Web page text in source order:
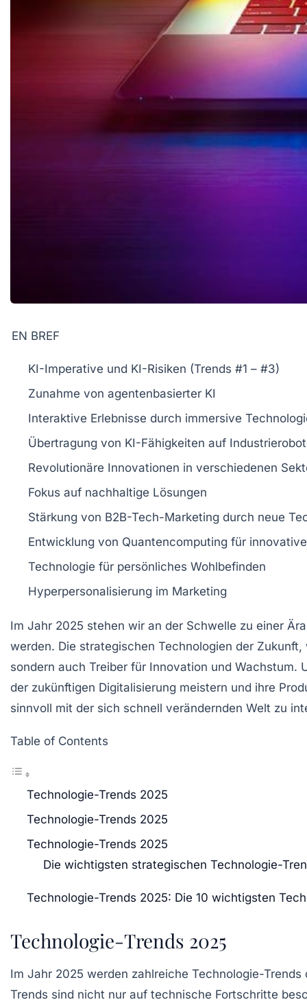
EN BREF
KI-Imperative und KI-Risiken (Trends #1 – #3)
Zunahme von agentenbasierter KI
Interaktive Erlebnisse durch immersive
Übertragung von KI-Fähigkeiten auf
Revolutionäre Innovationen in verschiedenen
Fokus auf nachhaltige Lösungen
Stärkung von B2B-Tech-Marketing durch neue
Entwicklung von Quantencomputing für
Technologie für persönliches Wohlbefinden
Hyperpersonalisierung im Marketing
Im Jahr 2025 stehen wir an der Schwelle zu einer
werden. Die strategischen Technologien der
sondern auch Treiber für Innovation und Wachstum.
der zukünftigen Digitalisierung meistern und ihre
sinnvoll mit der sich schnell verändernden Welt zu
Table of Contents
Technologie-Trends 2025
Technologie-Trends 2025
Technologie-Trends 2025
Die wichtigsten strategischen Technologie-
Technologie-Trends 2025: Die 10 wichtigsten
Technologie-Trends 2025
Im Jahr 2025 werden zahlreiche Technologie-Trends
Trends sind nicht nur auf technische Fortschritte